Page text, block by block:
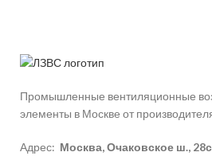
Промышленные вентиляционные
элементы в Москве от
Адрес: Москва, Очаковское ш.,